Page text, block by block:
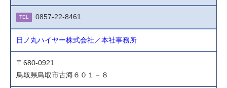
TEL 0857-22-8461
日ノ丸ハイヤー株式会社／本社事務所
〒680-0921
鳥取県鳥取市古海６０１－８